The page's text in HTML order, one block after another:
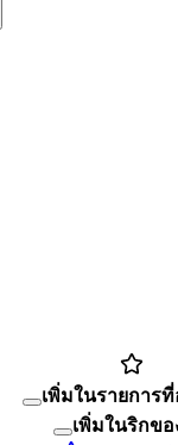
เพิ่มในรายการ
เพิ่มในริกข